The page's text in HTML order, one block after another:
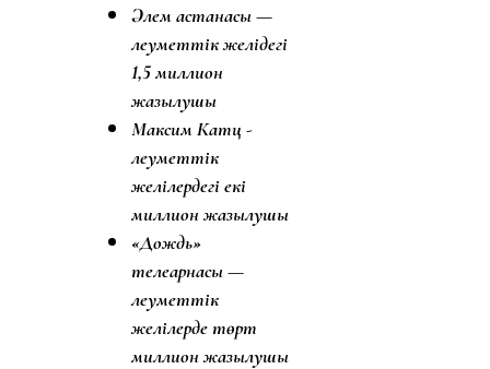
Әлем астанасы —
әлеуметтік желідегі
1,5 миллион
жазылушы
Максим Катц -
әлеуметтік
желілердегі екі
миллион жазылушы
«Дождь»
телеарнасы —
әлеуметтік
желілерде төрт
миллион жазылушы